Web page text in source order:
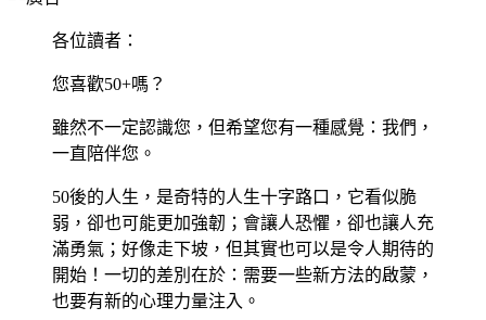
各位讀者：
您喜歡50+嗎？
雖然不一定認識您，但希望您有一種感覺：我們，
一直陪伴您。
50後的人生，是奇特的人生十字路口，它看似脆
弱，卻也可能更加強韌；會讓人恐懼，卻也讓人充
滿勇氣；好像走下坡，但其實也可以是令人期待的
開始！一切的差別在於：需要一些新方法的啟蒙，
也要有新的心理力量注入。